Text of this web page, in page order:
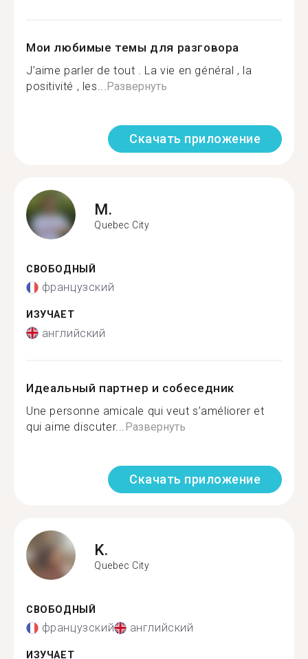
Мои любимые темы для разговора
J’aime parler de tout . La vie en général , la
positivité , les... Развернуть
Скачать приложение
M.
Quebec City
СВОБОДНЫЙ
французский
ИЗУЧАЕТ
английский
Идеальный партнер и собеседник
Une personne amicale qui veut s’améliorer et
qui aime discuter... Развернуть
Скачать приложение
K.
Quebec City
СВОБОДНЫЙ
французский английский
ИЗУЧАЕТ